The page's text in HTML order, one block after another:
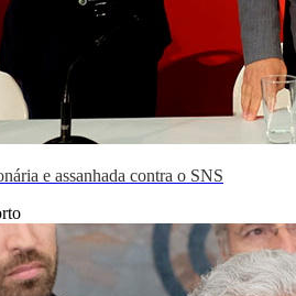
e assanhada contra o SNS